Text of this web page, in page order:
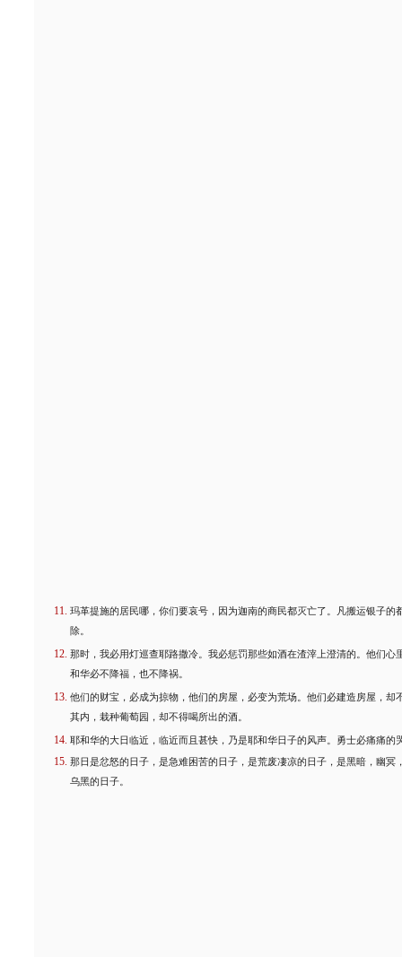
玛革提施的居民哪，你们要哀号，因为迦南的商民都灭亡了。凡搬运银子的
除。
那时，我必用灯巡查耶路撒冷。我必惩罚那些如酒在渣滓上澄清的。他们心
和华必不降福，也不降祸。
他们的财宝，必成为掠物，他们的房屋，必变为荒场。他们必建造房屋，却
其内，栽种葡萄园，却不得喝所出的酒。
耶和华的大日临近，临近而且甚快，乃是耶和华日子的风声。勇士必痛痛的
那日是忿怒的日子，是急难困苦的日子，是荒废凄凉的日子，是黑暗，幽冥
乌黑的日子。